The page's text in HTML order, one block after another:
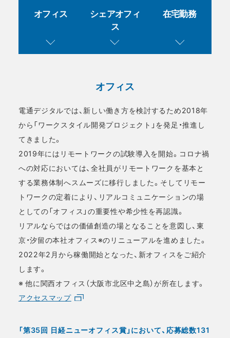
オフィス
シェアオフィ
ス
在宅勤務
オフィス
電通デジタルでは、新しい働き方を検討するため2018年
から「ワークスタイル開発プロジェクト」を発足・推進し
てきました。
2019年にはリモートワークの試験導入を開始。コロナ禍
への対応においては、全社員がリモートワークを基本と
する業務体制へスムーズに移行しました。そしてリモー
トワークの定着により、リアルコミュニケーションの場
としての「オフィス」の重要性や希少性を再認識。
リアルならではの価値創造の場となることを意図し、東
京・汐留の本社オフィス※のリニューアルを進めました。
2022年2月から稼働開始となった、新オフィスをご紹介
します。
※ 他に関西オフィス（大阪市北区中之島）が所在します。
アクセスマップ
「第35回 日経ニューオフィス賞」において、応募総数131